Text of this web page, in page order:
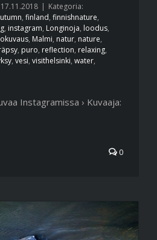
17.11.2018 | Kategoria:
, finland, finnishnature,
, instagram, Longinoja, loodus,
, Malmi, natur, nature,
, puro, reflection, relaxing,
, vesi, visithelsinki, water,
Instagramissa › Kuvaaja:
0